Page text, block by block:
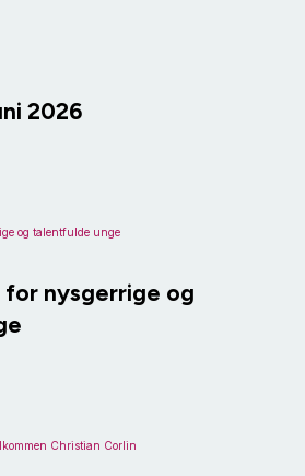
2026
for nysgerrige og